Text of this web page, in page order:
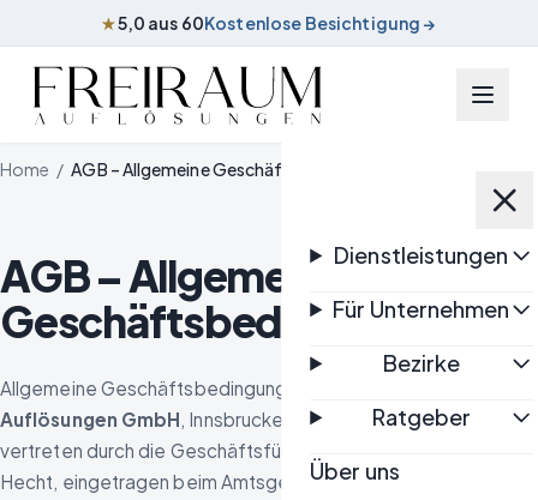
★5,0 aus 60Kostenlose Besichtigung →
Zum Inhalt springen
Dienstleistungen
Für Unternehmen
Bezirke
Ratgeber
Über uns
Home / AGB – Allgemeine Geschäftsbedingungen
AGB – Allgemeine
Geschäftsbedingungen
Allgemeine Geschäftsbedingungen („AGB“) der
Auflösungen GmbH, Innsbrucker Straße 2, 10825 Berlin,
vertreten durch die Geschäftsführer Julian Hecht und Lukas
Hecht, eingetragen beim Amtsgericht Charlottenburg unter